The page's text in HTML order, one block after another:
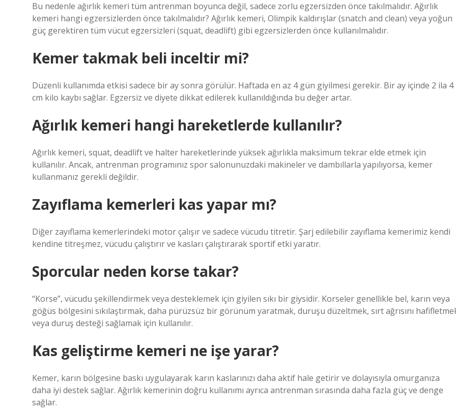
Bu nedenle ağırlık kemeri tüm antrenman boyunca değil, sadece zorlu egzersizden önce takılmalıdır. Ağırlık
kemeri hangi egzersizlerden önce takılmalıdır? Ağırlık kemeri, Olimpik kaldırışlar (snatch and clean) veya yoğun
güç gerektiren tüm vücut egzersizleri (squat, deadlift) gibi egzersizlerden önce kullanılmalıdır.
Kemer takmak beli inceltir mi?
Düzenli kullanımda etkisi sadece bir ay sonra görülür. Haftada en az 4 gün giyilmesi gerekir. Bir ay içinde 2 ila 4
cm kilo kaybı sağlar. Egzersiz ve diyete dikkat edilerek kullanıldığında bu değer artar.
Ağırlık kemeri hangi hareketlerde kullanılır?
Ağırlık kemeri, squat, deadlift ve halter hareketlerinde yüksek ağırlıkla maksimum tekrar elde etmek için
kullanılır. Ancak, antrenman programınız spor salonunuzdaki makineler ve dambıllarla yapılıyorsa, kemer
kullanmanız gerekli değildir.
Zayıflama kemerleri kas yapar mı?
Diğer zayıflama kemerlerindeki motor çalışır ve sadece vücudu titretir. Şarj edilebilir zayıflama kemerimiz kendi
kendine titreşmez, vücudu çalıştırır ve kasları çalıştırarak sportif etki yaratır.
Sporcular neden korse takar?
“Korse”, vücudu şekillendirmek veya desteklemek için giyilen sıkı bir giysidir. Korseler genellikle bel, karın veya
göğüs bölgesini sıkılaştırmak, daha pürüzsüz bir görünüm yaratmak, duruşu düzeltmek, sırt ağrısını
veya duruş desteği sağlamak için kullanılır.
Kas geliştirme kemeri ne işe yarar?
Kemer, karın bölgesine baskı uygulayarak karın kaslarınızı daha aktif hale getirir ve dolayısıyla omurganıza
daha iyi destek sağlar. Ağırlık kemerinin doğru kullanımı ayrıca antrenman sırasında daha fazla güç ve denge
sağlar.